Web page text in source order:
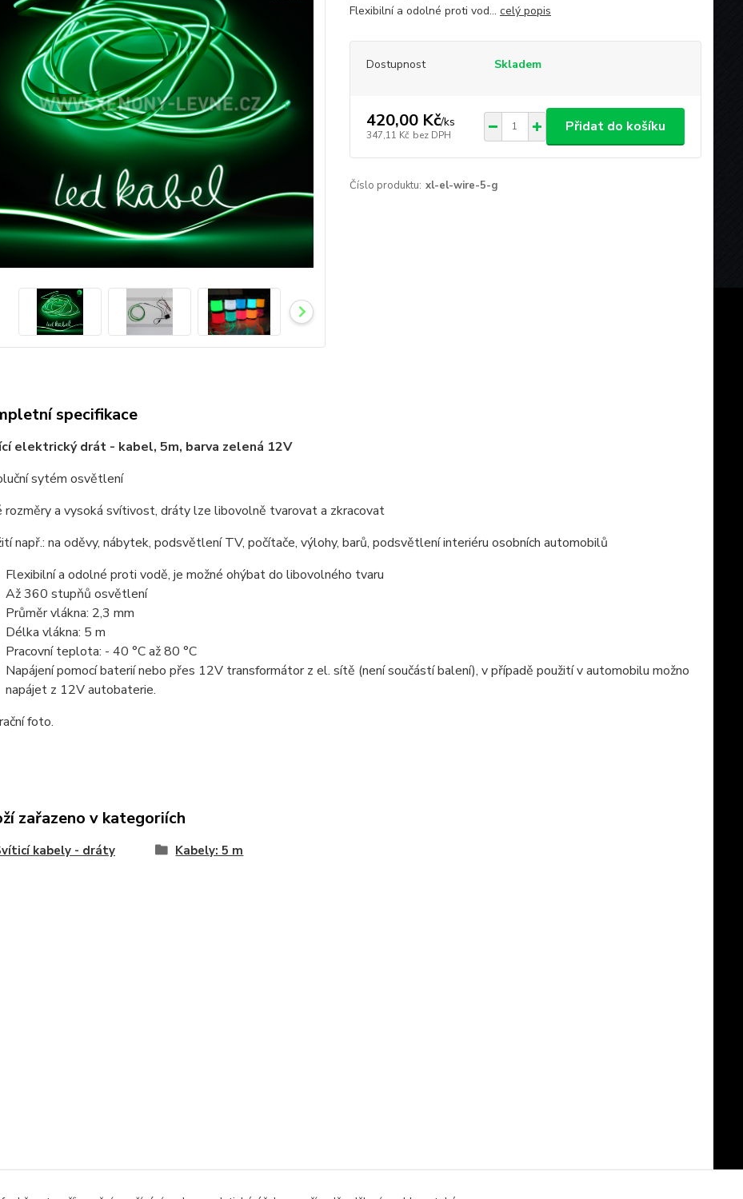
Flexibilní a odolné proti vod... celý popis
Dostupnost Skladem
420,00 Kč/ks
347,11 Kč bez DPH
Přidat do košíku
Číslo produktu: xl-el-wire-5-g
specifikace
elektrický drát - kabel, 5m, barva zelená 12V
sytém osvětlení
rozměry a vysoká svítivost, dráty lze libovolně tvarovat a zkracovat
např.: na oděvy, nábytek, podsvětlení TV, počítače, výlohy, barů, podsvětlení interiéru osobních automobilů
Flexibilní a odolné proti vodě, je možné ohýbat do libovolného tvaru
Až 360 stupňů osvětlení
Průměr vlákna: 2,3 mm
Délka vlákna: 5 m
Pracovní teplota: - 40 °C až 80 °C
Napájení pomocí baterií nebo přes 12V transformátor z el. sítě (není součástí balení), v případě použití v automobilu možno
napájet z 12V autobaterie.
foto.
zařazeno v kategoriích
kabely - dráty Kabely: 5 m